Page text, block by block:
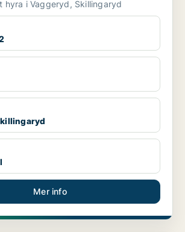
hyra i Vaggeryd, Skillingaryd
Mer info